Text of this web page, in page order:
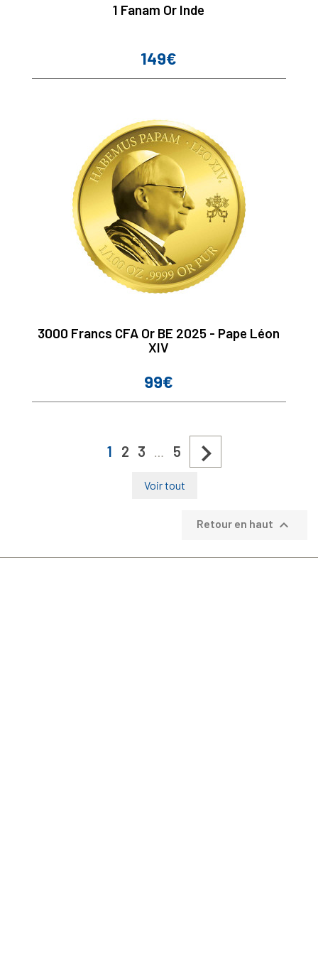
1 Fanam Or Inde
Prix
149€
3000 Francs CFA Or BE 2025 - Pape Léon
XIV
Prix
99€
1 2 3 … 5 
Voir tout
Retour en haut 